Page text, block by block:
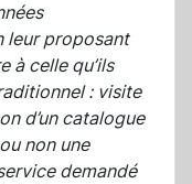
leur proposant
à celle qu’ils
: visite
d’un catalogue
non une
demandé